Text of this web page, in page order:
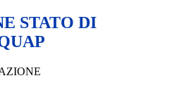
STATO DI